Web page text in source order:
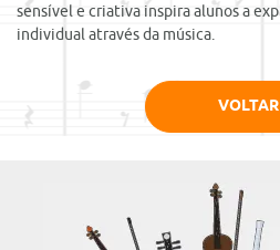
sensível e criativa inspira alunos a
individual através da música.
VOLTAR